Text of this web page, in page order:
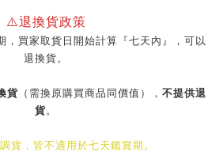
⚠️退換貨政策
，買家取貨日開始計算『七天內』，可以
退換貨。
貨 （需換原購買商品同價值）， 不提供退
貨。
貨，皆不適用於七天鑑賞期。